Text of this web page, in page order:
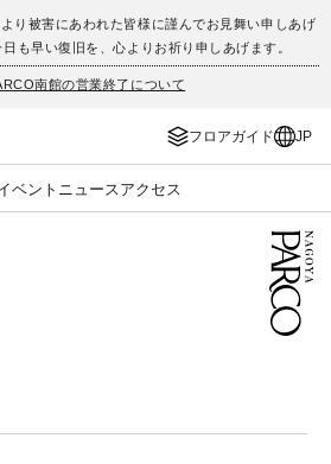
り被害にあわれた皆様に謹んでお見舞い申しあげ
も早い復旧を、心よりお祈り申しあげます。
南館の営業終了について
フロアガイド JP
ベント ニュース アクセス
ップ